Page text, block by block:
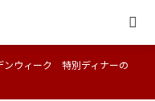
ンウィーク 特別ディナーの